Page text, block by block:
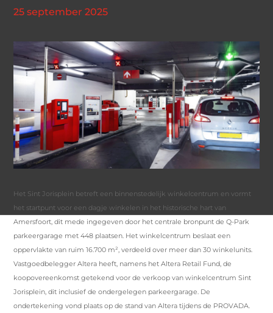
25 september 2025
Het Sint Jorisplein betreft een binnenstedelijk winkelcentrum en vormt
het startpunt voor een dagje winkelen in het historische hart van
Amersfoort, dit mede ingegeven door het centrale bronpunt de Q-Park
parkeergarage met 448 plaatsen. Het winkelcentrum beslaat een
oppervlakte van ruim 16.700 m², verdeeld over meer dan 30 winkelunits.
Vastgoedbelegger Altera heeft, namens het Altera Retail Fund, de
koopovereenkomst getekend voor de verkoop van winkelcentrum Sint
Jorisplein, dit inclusief de ondergelegen parkeergarage. De
ondertekening vond plaats op de stand van Altera tijdens de PROVADA.